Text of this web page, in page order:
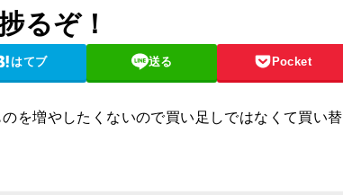
るぞ！
はてブ 送る Pocket
を増やしたくないので買い足しではなくて買い替